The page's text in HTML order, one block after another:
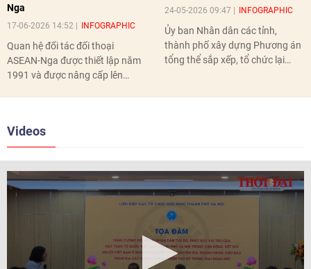
Nga
17-06-2026 14:52 INFOGRAPHIC
Quan hệ đối tác đối thoại
ASEAN-Nga được thiết lập năm
1991 và được nâng cấp lên
2010, 2016, 2018, 2021.
24-05-2026 09:47 INFOGRAPHIC
Ủy ban Nhân dân các tỉnh,
thành phố xây dựng Phương án
tổng thể sắp xếp, tổ chức lại
Videos